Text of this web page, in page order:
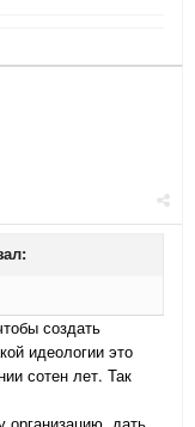
создать
идеологии это
сотен лет. Так